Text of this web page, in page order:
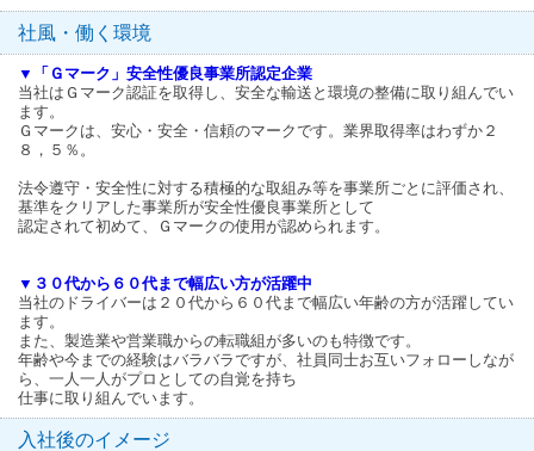
社風・働く環境
▼「Ｇマーク」安全性優良事業所認定企業
当社はＧマーク認証を取得し、安全な輸送と環境の整備に取り組んでい
ます。
Ｇマークは、安心・安全・信頼のマークです。業界取得率はわずか２
８，５％。
法令遵守・安全性に対する積極的な取組み等を事業所ごとに評価され、
基準をクリアした事業所が安全性優良事業所として
認定されて初めて、Ｇマークの使用が認められます。
▼３０代から６０代まで幅広い方が活躍中
当社のドライバーは２０代から６０代まで幅広い年齢の方が活躍してい
ます。
また、製造業や営業職からの転職組が多いのも特徴です。
年齢や今までの経験はバラバラですが、社員同士お互いフォローしなが
ら、一人一人がプロとしての自覚を持ち
仕事に取り組んでいます。
入社後のイメージ